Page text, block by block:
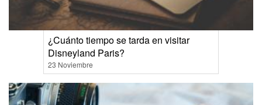
¿Cuánto tiempo se tarda en visitar
Disneyland Paris?
23 Noviembre